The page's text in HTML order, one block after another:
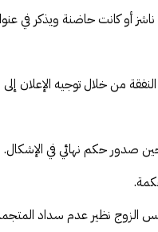
أو كانت حاضنة ويذكر في
من خلال توجيه الإعلان إلى
صدور حكم نهائي في الإشكال.
الزوج نظير عدم سداد